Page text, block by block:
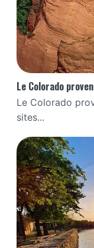
Le Colorado
Le Colorado
sites...